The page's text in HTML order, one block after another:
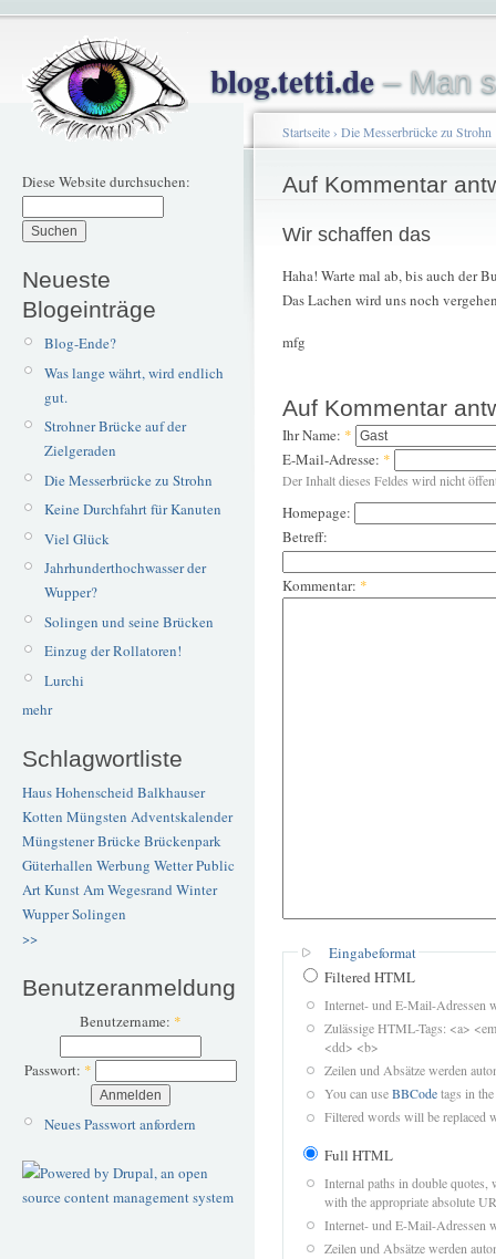
blog.tetti.de– Man
Diese Website durchsuchen:
Neueste
Blogeinträge
Blog-Ende?
Was lange währt, wird endlich
gut.
Strohner Brücke auf der
Zielgeraden
Die Messerbrücke zu Strohn
Keine Durchfahrt für Kanuten
Viel Glück
Jahrhunderthochwasser der
Wupper?
Solingen und seine Brücken
Einzug der Rollatoren!
Lurchi
mehr
Schlagwortliste
Haus Hohenscheid Balkhauser
Kotten Müngsten Adventskalender
Müngstener BrückeBrückenpark
Güterhallen Werbung WetterPublic
ArtKunstAm Wegesrand Winter
WupperSolingen
>>
Benutzeranmeldung
Benutzername: *
Passwort: *
Neues Passwort anfordern
Startseite› Die Messerbrücke zu Strohn
Auf Kommentar
Wir schaffen das
Haha! Warte mal ab, bis auch der
Das Lachen wird uns noch
mfg
Auf Kommentar
Ihr Name: *
E-Mail-Adresse: *
Der Inhalt dieses Feldes wird nicht
Homepage:
Betreff:
Kommentar: *
Eingabeformat
Filtered HTML
Internet- und E-Mail-Adressen
Zulässige HTML-Tags: <a>
<dd> <b>
Zeilen und Absätze werden
You can useBBCodetags in
Filtered words will be replaced
Full HTML
Internal paths in double quotes,
with the appropriate absolute
Internet- und E-Mail-Adressen
Zeilen und Absätze werden